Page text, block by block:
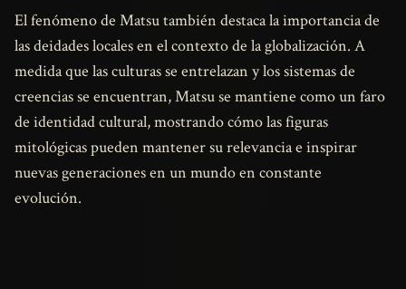
El fenómeno de Matsu también destaca la importancia de
las deidades locales en el contexto de la globalización. A
medida que las culturas se entrelazan y los sistemas de
creencias se encuentran, Matsu se mantiene como un faro
de identidad cultural, mostrando cómo las figuras
mitológicas pueden mantener su relevancia e inspirar
nuevas generaciones en un mundo en constante
evolución.